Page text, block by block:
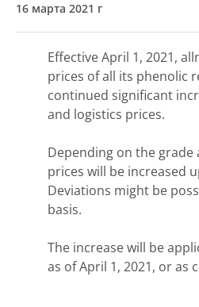
16 марта 2021 г
Effective April 1, 2021,
prices of all its phenolic
continued significant
and logistics prices.
Depending on the
prices will be increased
Deviations might be
basis.
The increase will be
as of April 1, 2021, or as